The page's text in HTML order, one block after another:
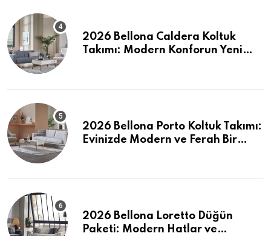
2026 Bellona Caldera Koltuk
Takımı: Modern Konforun Yeni
2026 Bellona Porto Koltuk Takımı:
Evinizde Modern ve Ferah Bir
2026 Bellona Loretto Düğün
Paketi: Modern Hatlar ve